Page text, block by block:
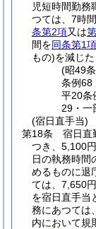
児短時間勤務
つては、7時
条第2項又は
間を同条第1項
もの)を減じ
(昭49
条例68
平20条
29・一
(宿日直手当)
第18条
宿日直
つき、5,100円
日の執務時間
めるものに退
ては、7,650
を宿日直手当
務にあつては
内において規